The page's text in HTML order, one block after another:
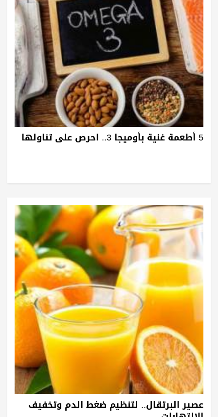
5 أطعمة غنية بأوميجا 3.. احرص على تناولها
عصير البرتقال.. لتنظيم ضغط الدم وتخفيف